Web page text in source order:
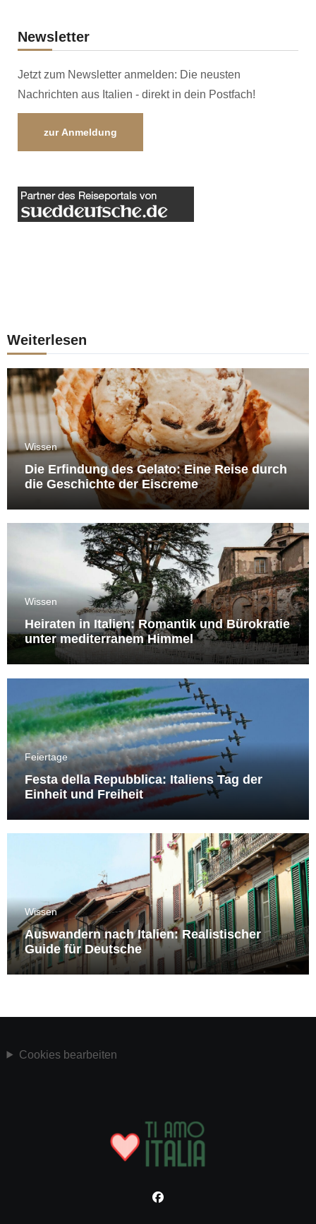
Newsletter
Jetzt zum Newsletter anmelden: Die neusten
Nachrichten aus Italien - direkt in dein Postfach!
zur Anmeldung
Weiterlesen
Wissen
Die Erfindung des Gelato: Eine Reise durch
die Geschichte der Eiscreme
Wissen
Heiraten in Italien: Romantik und Bürokratie
unter mediterranem Himmel
Feiertage
Festa della Repubblica: Italiens Tag der
Einheit und Freiheit
Wissen
Auswandern nach Italien: Realistischer
Guide für Deutsche
Cookies bearbeiten